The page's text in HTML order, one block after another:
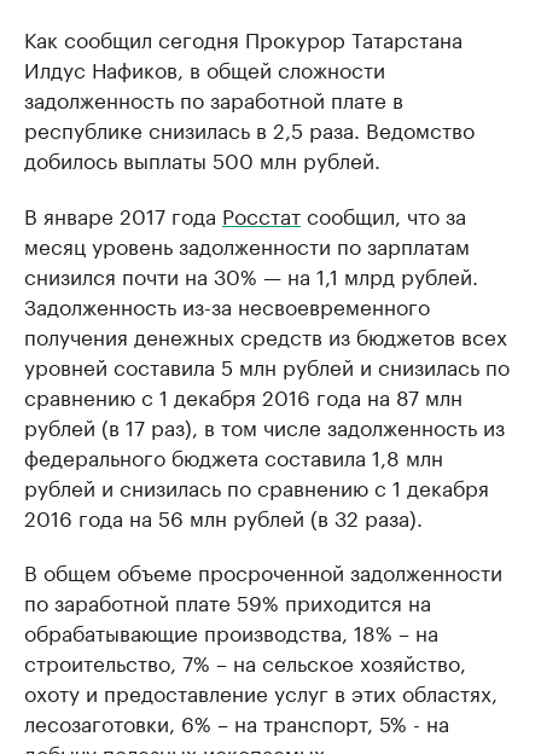
Как сообщил сегодня Прокурор Татарстана
Илдус Нафиков, в общей сложности
задолженность по заработной плате в
республике снизилась в 2,5 раза. Ведомство
добилось выплаты 500 млн рублей.
В январе 2017 года Росстатсообщил, что за
месяц уровень задолженности по зарплатам
снизился почти на 30% — на 1,1 млрд рублей.
Задолженность из-за несвоевременного
получения денежных средств из бюджетов всех
уровней составила 5 млн рублей и снизилась по
сравнению с 1 декабря 2016 года на 87 млн
рублей (в 17 раз), в том числе задолженность из
федерального бюджета составила 1,8 млн
рублей и снизилась по сравнению с 1 декабря
2016 года на 56 млн рублей (в 32 раза).
В общем объеме просроченной задолженности
по заработной плате 59% приходится на
обрабатывающие производства, 18% – на
строительство, 7% – на сельское хозяйство,
охоту и предоставление услуг в этих областях,
лесозаготовки, 6% – на транспорт, 5% - на